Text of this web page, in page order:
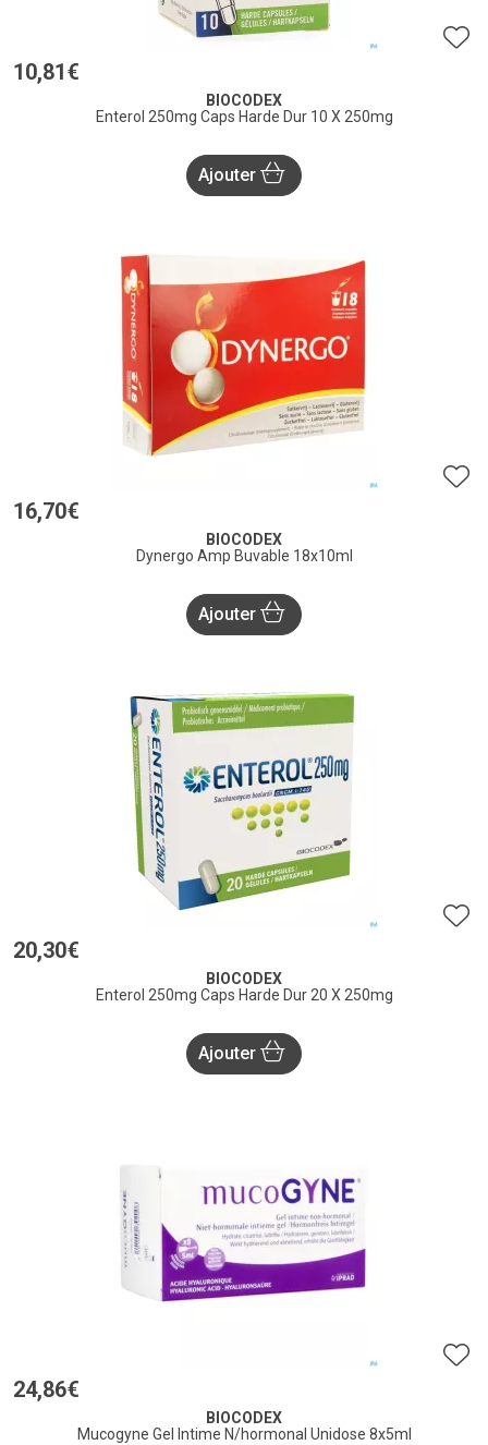
10,81 €
BIOCODEX
Enterol 250mg Caps Harde Dur 10 X 250mg
Ajouter
16,70€
BIOCODEX
Dynergo Amp Buvable 18x10ml
Ajouter
20,30€
BIOCODEX
Enterol 250mg Caps Harde Dur 20 X 250mg
Ajouter
24,86€
BIOCODEX
Mucogyne Gel Intime N/hormonal Unidose 8x5ml